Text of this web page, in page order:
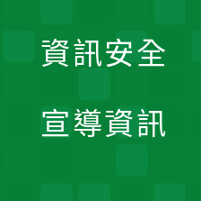
資訊安全
宣導資訊